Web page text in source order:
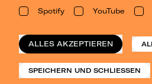
Spotify YouTube
ALLES AKZEPTIEREN
SPEICHERN UND SCHLIESSEN
Leipzig
Konzertsommer Petersberg
Vergangene Shows
o_team
Datenschutz
Impressum